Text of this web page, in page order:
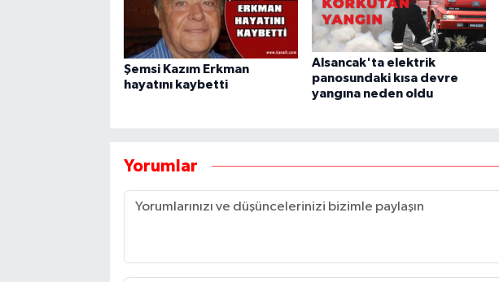
Şemsi Kazım Erkman
hayatını kaybetti
Alsancak'ta elektrik
panosundaki kısa devre
yangına neden oldu
Yorumlar